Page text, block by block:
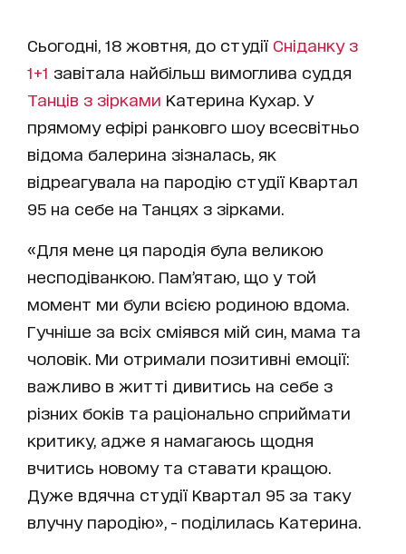
Сьогодні, 18 жовтня, до студії Сніданку з
1+1 завітала найбільш вимоглива суддя
Танців з зірками Катерина Кухар. У
прямому ефірі ранковго шоу всесвітньо
відома балерина зізналась, як
відреагувала на пародію студії Квартал
95 на себе на Танцях з зірками.
«Для мене ця пародія була великою
несподіванкою. Пам’ятаю, що у той
момент ми були всією родиною вдома.
Гучніше за всіх сміявся мій син, мама та
чоловік. Ми отримали позитивні емоції:
важливо в житті дивитись на себе з
різних боків та раціонально сприймати
критику, адже я намагаюсь щодня
вчитись новому та ставати кращою.
Дуже вдячна студії Квартал 95 за таку
влучну пародію», - поділилась Катерина.